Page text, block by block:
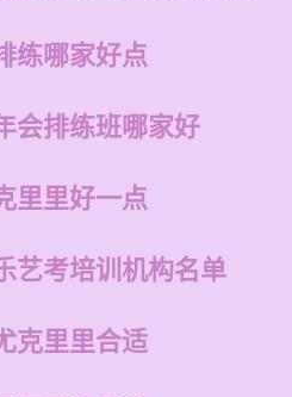
练哪家好点
会排练班哪家好
里里好一点
艺考培训机构名单
克里里合适